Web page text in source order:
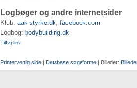
Logbøger og andre internetsider
Klub: aak-styrke.dk, facebook.com
Logbog: bodybuilding.dk
Tilføj link
Printervenlig side | Database søgeforme | Billeder: